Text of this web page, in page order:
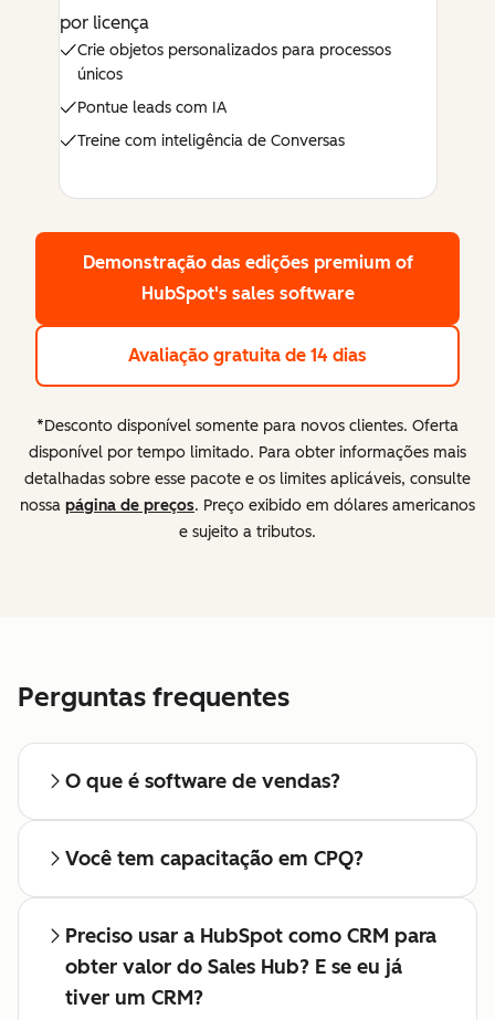
por licença
Crie objetos personalizados para processos
únicos
Pontue leads com IA
Treine com inteligência de Conversas
Demonstração das edições premium of
HubSpot's sales software
Avaliação gratuita de 14 dias
*Desconto disponível somente para novos clientes. Oferta
disponível por tempo limitado. Para obter informações mais
detalhadas sobre esse pacote e os limites aplicáveis, consulte
nossa página de preços. Preço exibido em dólares americanos
e sujeito a tributos.
Perguntas frequentes
O que é software de vendas?
Você tem capacitação em CPQ?
Preciso usar a HubSpot como CRM para
obter valor do Sales Hub? E se eu já
tiver um CRM?